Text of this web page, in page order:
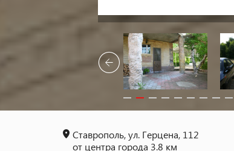
Ставрополь, ул. Герцена, 112
от центра города 3.8 км